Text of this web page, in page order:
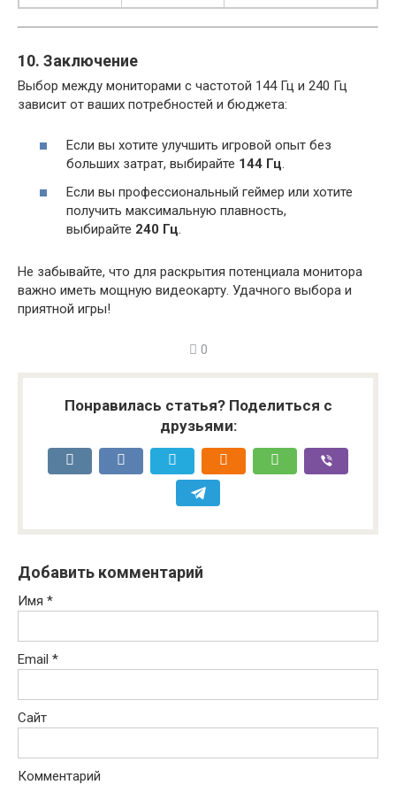
10. Заключение
Выбор между мониторами с частотой 144 Гц и 240 Гц
зависит от ваших потребностей и бюджета:
Если вы хотите улучшить игровой опыт без
больших затрат, выбирайте 144 Гц.
Если вы профессиональный геймер или хотите
получить максимальную плавность,
выбирайте 240 Гц.
Не забывайте, что для раскрытия потенциала монитора
важно иметь мощную видеокарту. Удачного выбора и
приятной игры!
0
Понравилась статья? Поделиться с
друзьями:
Добавить комментарий
Имя *
Email *
Сайт
Комментарий